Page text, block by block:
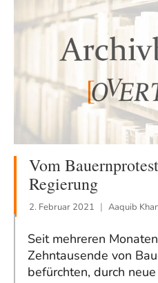
Vom
Regierung
2. Februar 2021 Aaquib
Seit mehreren
Zehntausende von
befürchten, durch